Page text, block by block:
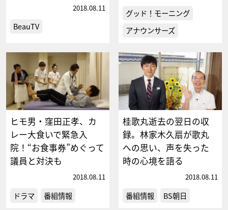
2018.08.11
BeauTV
グッド！モーニング
アナウンサーズ
ヒモ男・窪田正孝、カ
レー大食いで緊急入
院！“お食事券”めぐって
議員と対決も
2018.08.11
ドラマ 番組情報
桂歌丸逝去の翌日の収
録。林家木久扇が歌丸
への思い、声を失った
時の心境を語る
2018.08.11
番組情報 BS朝日